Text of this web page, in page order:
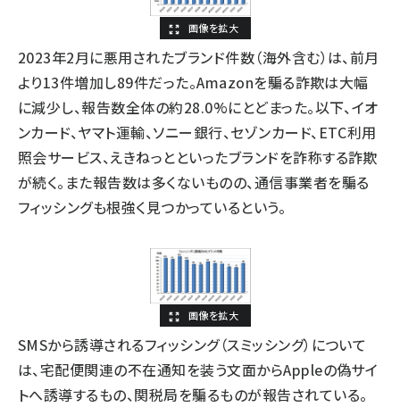
2023年2月に悪用されたブランド件数（海外含む）は、前月
より13件増加し89件だった。Amazonを騙る詐欺は大幅
に減少し、報告数全体の約28.0%にとどまった。以下、イオ
ンカード、ヤマト運輸、ソニー銀行、セゾンカード、ETC利用
照会サービス、えきねっとといったブランドを詐称する詐欺
が続く。また報告数は多くないものの、通信事業者を騙る
フィッシングも根強く見つかっているという。
SMSから誘導されるフィッシング（スミッシング）について
は、宅配便関連の不在通知を装う文面からAppleの偽サイ
トへ誘導するもの、関税局を騙るものが報告されている。